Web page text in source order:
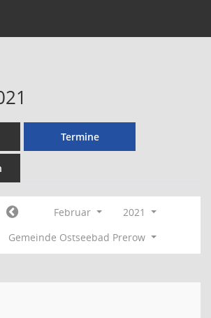
Termine
Februar
2021
Gemeinde Ostseebad Prerow